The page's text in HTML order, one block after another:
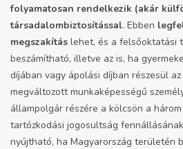
folyamatosan rendelkezik (akár
társadalombiztosítással. Ebben
megszakítás lehet, és a felsőoktatási
beszámítható, illetve az is, ha
díjában vagy ápolási díjban részesül
megváltozott munkaképességű
állampolgár részére a kölcsön a
tartózkodási jogosultság
nyújtható, ha Magyarország területén